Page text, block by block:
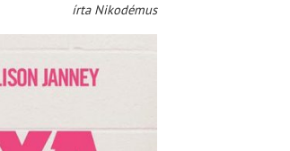
írta Nikodémus